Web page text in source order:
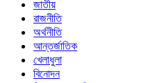
জাতীয়
রাজনীতি
অর্থনীতি
আন্তর্জাতিক
খেলাধুলা
বিনোদন